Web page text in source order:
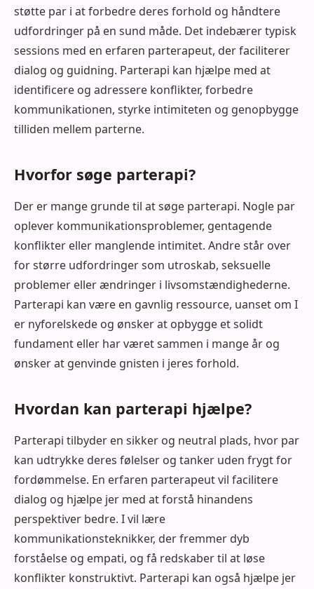
støtte par i at forbedre deres forhold og håndtere
udfordringer på en sund måde. Det indebærer typisk
sessions med en erfaren parterapeut, der faciliterer
dialog og guidning. Parterapi kan hjælpe med at
identificere og adressere konflikter, forbedre
kommunikationen, styrke intimiteten og genopbygge
tilliden mellem parterne.
Hvorfor søge parterapi?
Der er mange grunde til at søge parterapi. Nogle par
oplever kommunikationsproblemer, gentagende
konflikter eller manglende intimitet. Andre står over
for større udfordringer som utroskab, seksuelle
problemer eller ændringer i livsomstændighederne.
Parterapi kan være en gavnlig ressource, uanset om I
er nyforelskede og ønsker at opbygge et solidt
fundament eller har været sammen i mange år og
ønsker at genvinde gnisten i jeres forhold.
Hvordan kan parterapi hjælpe?
Parterapi tilbyder en sikker og neutral plads, hvor par
kan udtrykke deres følelser og tanker uden frygt for
fordømmelse. En erfaren parterapeut vil facilitere
dialog og hjælpe jer med at forstå hinandens
perspektiver bedre. I vil lære
kommunikationsteknikker, der fremmer dyb
forståelse og empati, og få redskaber til at løse
konflikter konstruktivt. Parterapi kan også hjælpe jer